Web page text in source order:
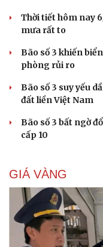
Thời tiết hôm nay
mưa rất to
Bão số 3 khiến
phòng rủi ro
Bão số 3 suy yếu
đất liền Việt Nam
Bão số 3 bất ngờ
cấp 10
GIÁ VÀNG